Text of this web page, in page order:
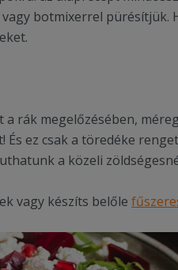
botmixerrel pürésítjük.
rák megelőzésében,
ez csak a töredéke
a közeli
vagy készíts belőle